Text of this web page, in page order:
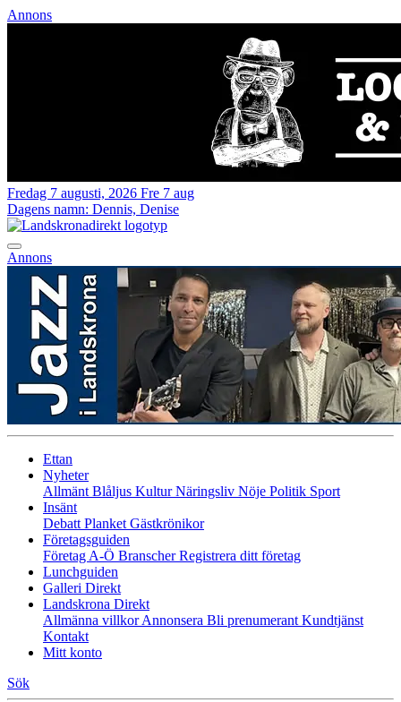
Annons
Fredag 7 augusti, 2026 Fre 7 aug
Dagens namn: Dennis, Denise
Annons
Ettan
Nyheter
Allmänt Blåljus KulturNäringsliv Nöje Politik Sport
Insänt
Debatt Planket Gästkrönikor
Företagsguiden
Företag A-Ö BranscherRegistrera ditt företag
Lunchguiden
Galleri Direkt
Landskrona Direkt
Allmänna villkorAnnonsera Bli prenumerant Kundtjänst
Kontakt
Mitt konto
Sök